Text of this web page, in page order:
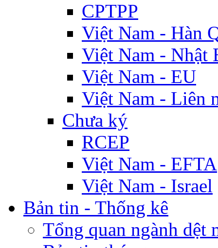
CPTPP
Việt Nam - Hàn
Việt Nam - Nhật
Việt Nam - EU
Việt Nam - Liên
Chưa ký
RCEP
Việt Nam - EFTA
Việt Nam - Israel
Bản tin - Thống kê
Tổng quan ngành dệt